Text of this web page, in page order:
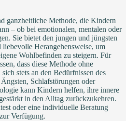
ganzheitliche Methode, die Kindern
– ob bei emotionalen, mentalen oder
Sie bietet den jungen und jüngsten
Herangehensweise, um
Wohlbefinden zu steigern. Für
dass diese Methode ohne
stets an den Bedürfnissen des
Schlafstörungen oder
kann Kindern helfen, ihre innere
in den Alltag zurückzukehren.
oder eine individuelle Beratung
Verfügung.